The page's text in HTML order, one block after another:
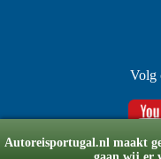
Autoreisportugal.nl maakt
Volg